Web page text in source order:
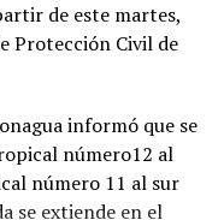
de videos de las
y viviendas
Testigos
de este martes,
Protección Civil de
informó que se
número12 al
número 11 al sur
se extiende en el